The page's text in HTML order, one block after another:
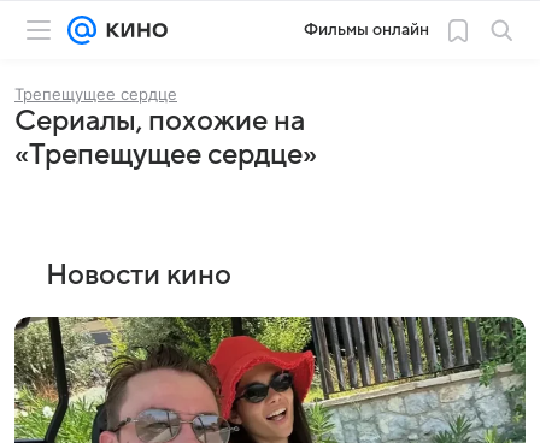
Фильмы онлайн
Трепещущее сердце
Сериалы, похожие на
«Трепещущее сердце»
Новости кино